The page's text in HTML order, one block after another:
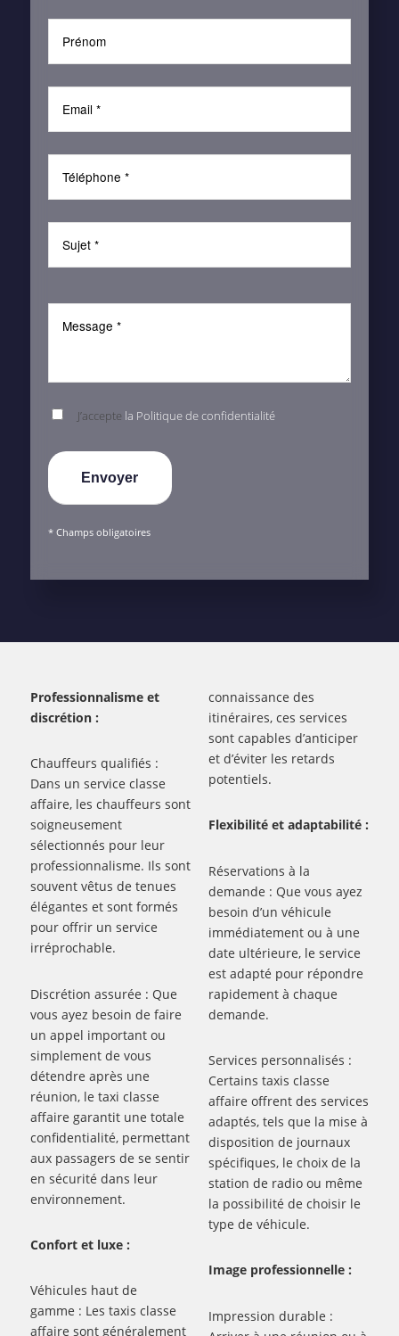
J’accepte la Politique de confidentialité
* Champs obligatoires
Professionnalisme et
discrétion :
Chauffeurs qualifiés :
Dans un service classe
affaire, les chauffeurs sont
soigneusement
sélectionnés pour leur
professionnalisme. Ils sont
souvent vêtus de tenues
élégantes et sont formés
pour offrir un service
irréprochable.
Discrétion assurée : Que
vous ayez besoin de faire
un appel important ou
simplement de vous
détendre après une
réunion, le taxi classe
affaire garantit une totale
confidentialité, permettant
aux passagers de se sentir
en sécurité dans leur
environnement.
Confort et luxe :
Véhicules haut de
gamme : Les taxis classe
affaire sont généralement
connaissance des
itinéraires, ces services
sont capables d’anticiper
et d’éviter les retards
potentiels.
Flexibilité et adaptabilité :
Réservations à la
demande : Que vous ayez
besoin d’un véhicule
immédiatement ou à une
date ultérieure, le service
est adapté pour répondre
rapidement à chaque
demande.
Services personnalisés :
Certains taxis classe
affaire offrent des services
adaptés, tels que la mise à
disposition de journaux
spécifiques, le choix de la
station de radio ou même
la possibilité de choisir le
type de véhicule.
Image professionnelle :
Impression durable :